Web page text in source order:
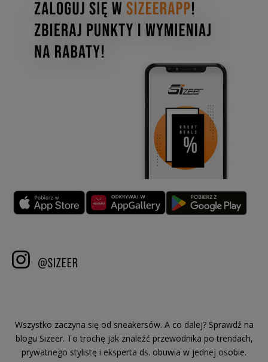
Wszystko zaczyna się od sneakersów. A co dalej? Sprawdź na
blogu Sizeer. To trochę jak znaleźć przewodnika po trendach,
prywatnego stylistę i eksperta ds. obuwia w jednej osobie.